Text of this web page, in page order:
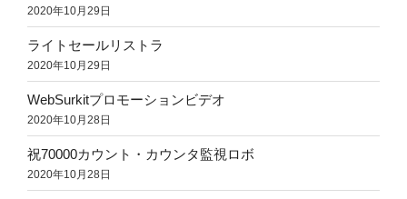
2020年10月29日
ライトセールリストラ
2020年10月29日
WebSurkitプロモーションビデオ
2020年10月28日
祝70000カウント・カウンタ監視ロボ
2020年10月28日